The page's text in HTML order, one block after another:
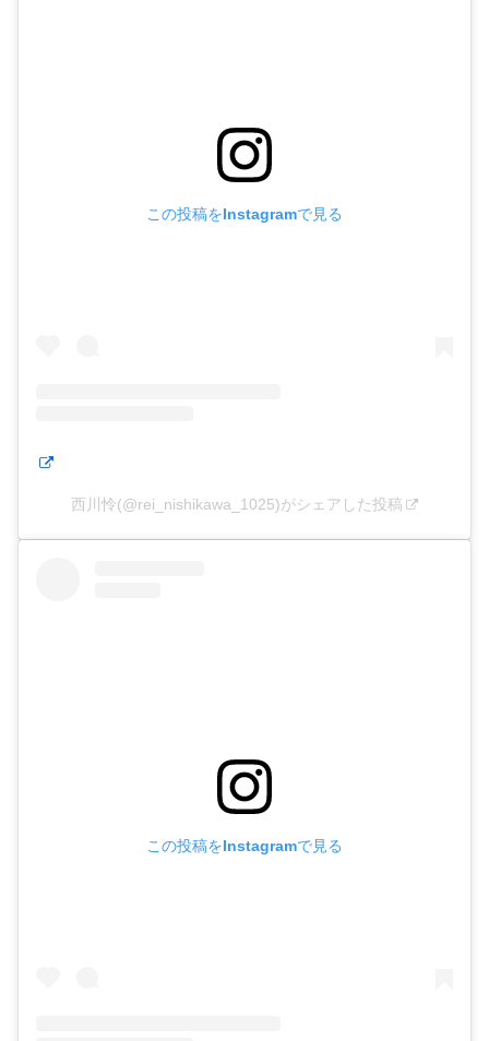
この投稿をInstagramで見る
西川怜(@rei_nishikawa_1025)がシェアした投稿
この投稿をInstagramで見る